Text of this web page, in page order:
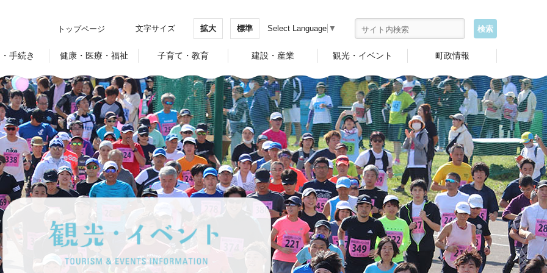
手続き 健康・医療・福祉 子育て・教育 建設・産業 観光・イベント 町政情報
トップページ 文字サイズ 拡大 標準 Select Language ▼